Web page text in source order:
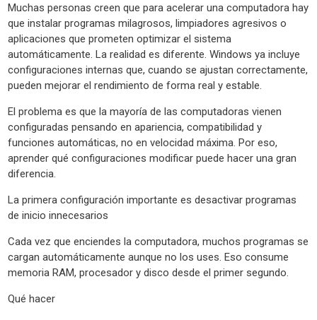
Muchas personas creen que para acelerar una computadora hay
que instalar programas milagrosos, limpiadores agresivos o
aplicaciones que prometen optimizar el sistema
automáticamente. La realidad es diferente. Windows ya incluye
configuraciones internas que, cuando se ajustan correctamente,
pueden mejorar el rendimiento de forma real y estable.
El problema es que la mayoría de las computadoras vienen
configuradas pensando en apariencia, compatibilidad y
funciones automáticas, no en velocidad máxima. Por eso,
aprender qué configuraciones modificar puede hacer una gran
diferencia.
La primera configuración importante es desactivar programas
de inicio innecesarios
Cada vez que enciendes la computadora, muchos programas se
cargan automáticamente aunque no los uses. Eso consume
memoria RAM, procesador y disco desde el primer segundo.
Qué hacer